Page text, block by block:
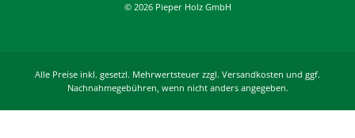
© 2026 Pieper Holz GmbH
Alle Preise inkl. gesetzl. Mehrwertsteuer zzgl. Versandkosten und ggf.
Nachnahmegebühren, wenn nicht anders angegeben.